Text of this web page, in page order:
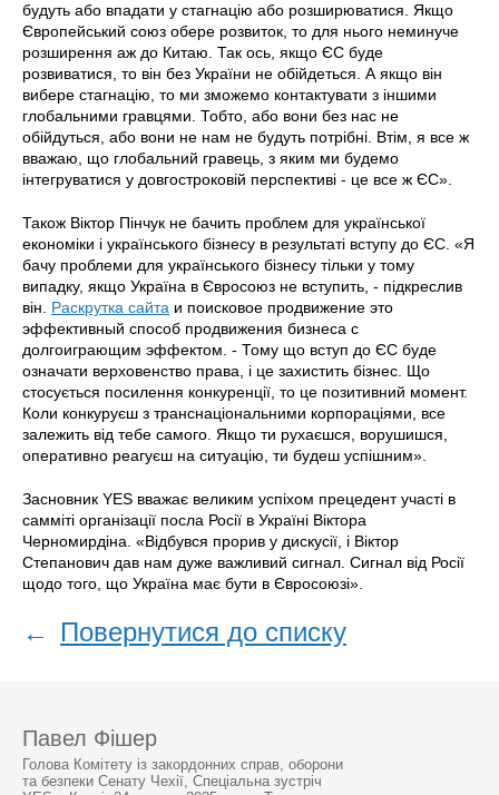
будуть або впадати у стагнацію або розширюватися. Якщо
Європейський союз обере розвиток, то для нього неминуче
розширення аж до Китаю. Так ось, якщо ЄС буде
розвиватися, то він без України не обійдеться. А якщо він
вибере стагнацію, то ми зможемо контактувати з іншими
глобальними гравцями. Тобто, або вони без нас не
обійдуться, або вони не нам не будуть потрібні. Втім, я все ж
вважаю, що глобальний гравець, з яким ми будемо
інтегруватися у довгостроковій перспективі - це все ж ЄС».
Також Віктор Пінчук не бачить проблем для української
економіки і українського бізнесу в результаті вступу до ЄС. «Я
бачу проблеми для українського бізнесу тільки у тому
випадку, якщо Україна в Євросоюз не вступить, - підкреслив
він. Раскрутка сайта и поисковое продвижение это
эффективный способ продвижения бизнеса с
долгоиграющим эффектом. - Тому що вступ до ЄС буде
означати верховенство права, і це захистить бізнес. Що
стосується посилення конкуренції, то це позитивний момент.
Коли конкуруєш з транснаціональними корпораціями, все
залежить від тебе самого. Якщо ти рухаєшся, ворушишся,
оперативно реагуєш на ситуацію, ти будеш успішним».
Засновник YES вважає великим успіхом прецедент участі в
самміті організації посла Росії в Україні Віктора
Черномирдіна. «Відбувся прорив у дискусії, і Віктор
Степанович дав нам дуже важливий сигнал. Сигнал від Росії
щодо того, що Україна має бути в Євросоюзі».
← Повернутися до списку
Павел Фішер
Голова Комітету із закордонних справ, оборони
та безпеки Сенату Чехії, Спеціальна зустріч